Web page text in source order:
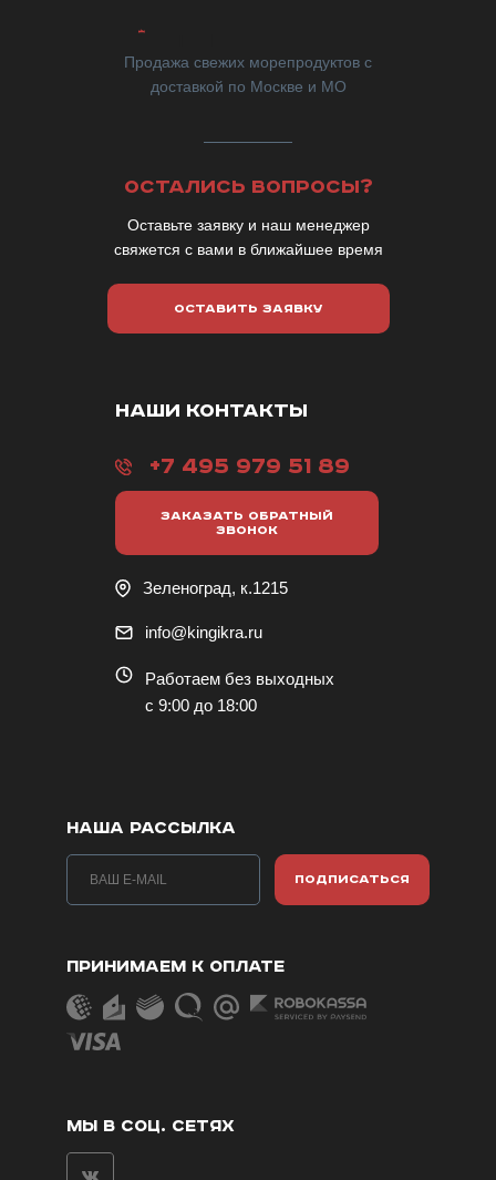
Продажа свежих морепродуктов с
доставкой по Москве и МО
ОСТАЛИСЬ ВОПРОСЫ?
Оставьте заявку и наш менеджер
свяжется с вами в ближайшее время
ОСТАВИТЬ ЗАЯВКУ
НАШИ КОНТАКТЫ
+7 495 979 51 89
ЗАКАЗАТЬ ОБРАТНЫЙ
ЗВОНОК
Зеленоград, к.1215
info@kingikra.ru
Работаем без выходных
с 9:00 до 18:00
НАША РАССЫЛКА
ПОДПИСАТЬСЯ
ПРИНИМАЕМ К ОПЛАТЕ
МЫ В СОЦ. СЕТЯХ